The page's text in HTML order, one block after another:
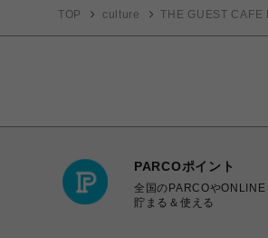
TOP culture THE GUEST CAFE
PARCOポイント
全国のPARCOや
貯まる＆使える